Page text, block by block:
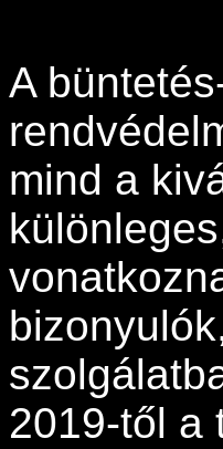
A
mind a
2019-től a